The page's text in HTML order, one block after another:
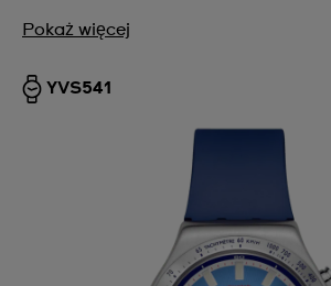
Pokaż więcej
YVS541